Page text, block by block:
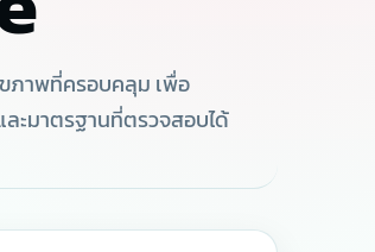
ภาพที่ครอบคลุม เพื่อ
ะมาตรฐานที่ตรวจสอบได้